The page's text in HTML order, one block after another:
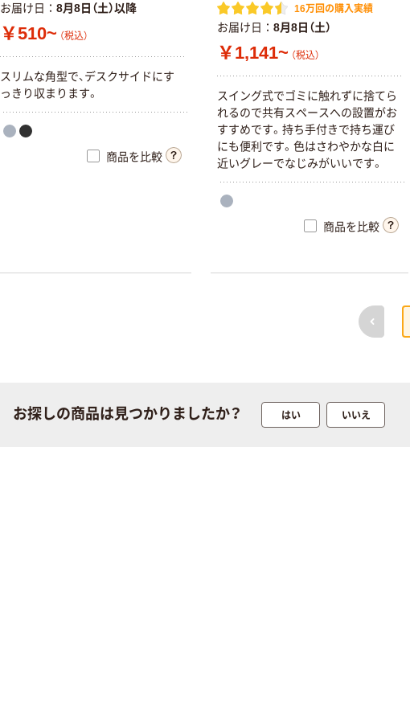
お届け日 8月8日（土）以降
￥510~ （税込）
ス リ ムな角型で、 デスクサイ ドにす
っ き り収ま り ます。
商品を比較
16万回の購入実績
お届け日 8月8日（土）
￥1,141~ （税込）
スイ ング式でゴミに触れずに捨てら
れるので共有スペースへの設置がお
すすめです。 持ち手付きで持ち運び
にも便利 です。 色はさわやかな白に
近いグ レーでな じみがいいです。
商品を比較
前へ
お探しの商品は見つかりましたか？ はい いいえ